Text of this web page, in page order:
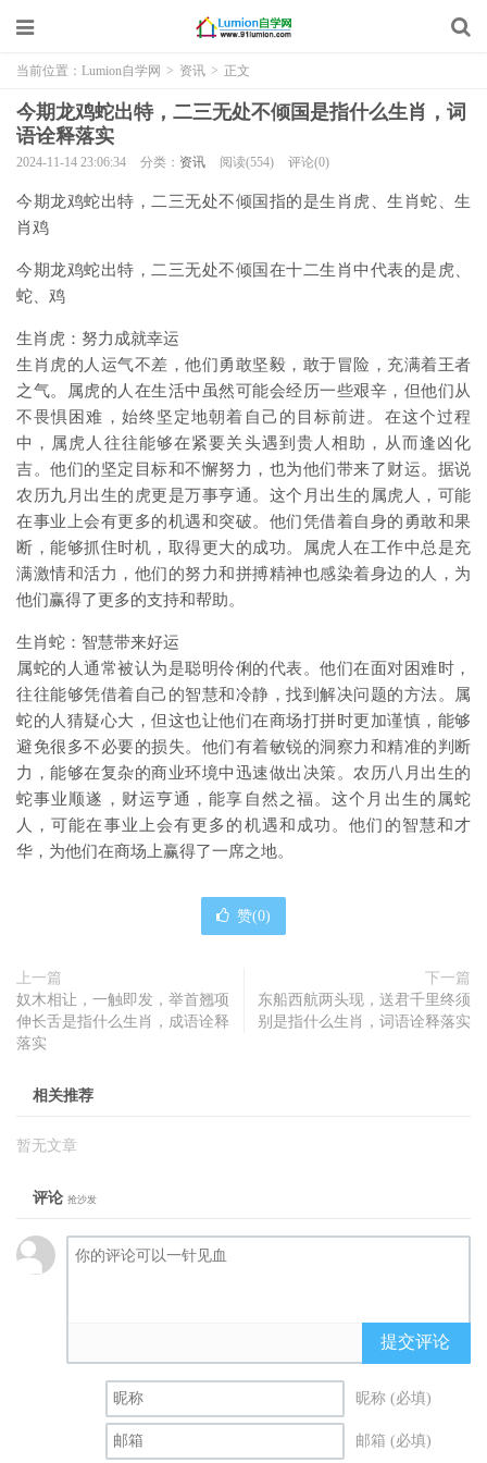
当前位置： Lumion自学网 > 资讯 > 正文
今期龙鸡蛇出特，二三无处不倾国是指什么生肖，词
语诠释落实
2024-11-14 23:06:34 分类： 资讯 阅读(554) 评论(0)
今期龙鸡蛇出特，二三无处不倾国指的是生肖虎、生肖蛇、生
肖鸡
今期龙鸡蛇出特，二三无处不倾国在十二生肖中代表的是虎、
蛇、鸡
生肖虎：努力成就幸运
生肖虎的人运气不差，他们勇敢坚毅，敢于冒险，充满着王者
之气。属虎的人在生活中虽然可能会经历一些艰辛，但他们从
不畏惧困难，始终坚定地朝着自己的目标前进。在这个过程
中，属虎人往往能够在紧要关头遇到贵人相助，从而逢凶化
吉。他们的坚定目标和不懈努力，也为他们带来了财运。据说
农历九月出生的虎更是万事亨通。这个月出生的属虎人，可能
在事业上会有更多的机遇和突破。他们凭借着自身的勇敢和果
断，能够抓住时机，取得更大的成功。属虎人在工作中总是充
满激情和活力，他们的努力和拼搏精神也感染着身边的人，为
他们赢得了更多的支持和帮助。
生肖蛇：智慧带来好运
属蛇的人通常被认为是聪明伶俐的代表。他们在面对困难时，
往往能够凭借着自己的智慧和冷静，找到解决问题的方法。属
蛇的人猜疑心大，但这也让他们在商场打拼时更加谨慎，能够
避免很多不必要的损失。他们有着敏锐的洞察力和精准的判断
力，能够在复杂的商业环境中迅速做出决策。农历八月出生的
蛇事业顺遂，财运亨通，能享自然之福。这个月出生的属蛇
人，可能在事业上会有更多的机遇和成功。他们的智慧和才
华，为他们在商场上赢得了一席之地。
赞(0)
上一篇
奴木相让，一触即发，举首翘项
伸长舌是指什么生肖，成语诠释
落实
下一篇
东船西航两头现，送君千里终须
别是指什么生肖，词语诠释落实
相关推荐
暂无文章
评论 抢沙发
提交评论
昵称 (必填)
邮箱 (必填)